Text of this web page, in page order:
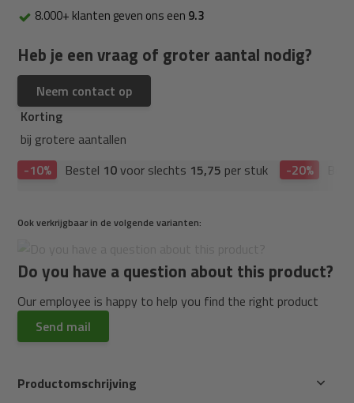
8.000+ klanten geven ons een 9.3
Heb je een vraag of groter aantal nodig?
Neem contact op
Korting
bij grotere aantallen
-10%
Bestel 10voor slechts 15,75 per stuk -20%
Ook verkrijgbaar in de volgende varianten:
Do you have a question about this product?
Our employee is happy to help you find the right product
Send mail
Productomschrijving